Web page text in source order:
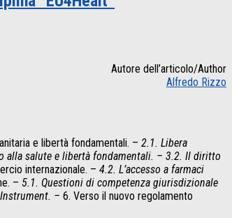
Autore dell’articolo/Author
Alfredo Rizzo
e libertà fondamentali. – 2.1. Libera
alla salute e libertà fondamentali. – 3.2. Il diritto
internazionale. – 4.2. L’accesso a farmaci
– 5.1. Questioni di competenza giurisdizionale
Instrument. – 6. Verso il nuovo regolamento